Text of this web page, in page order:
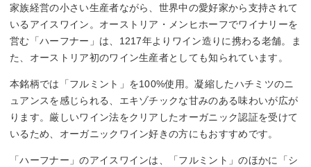
家族経営の小さい生産者ながら、世界中の愛好家から支持されて
いるアイスワイン。オーストリア・メンヒホーフでワイナリーを
営む「ハーフナー」は、1217年よりワイン造りに携わる老舗。ま
た、オーストリア初のワイン生産者としても知られています。
本銘柄では「フルミント」を100%使用。凝縮したハチミツのニ
ュアンスを感じられる、エキゾチックな甘みのある味わいが広が
ります。厳しいワイン法をクリアしたオーガニック認証を受けて
いるため、オーガニックワイン好きの方にもおすすめです。
「ハーフナー」のアイスワインは、「フルミント」のほかに「シ